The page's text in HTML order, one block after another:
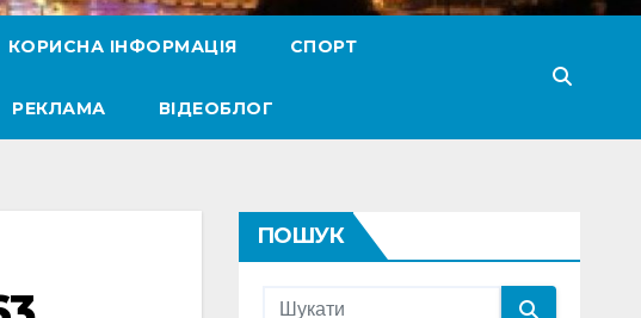
КОРИСНА ІНФОРМАЦІЯ СПОРТ
РЕКЛАМА ВІДЕОБЛОГ
ПОШУК